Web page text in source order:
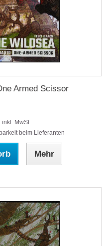
Armed Scissor
inkl. MwSt.
beim Lieferanten
Mehr